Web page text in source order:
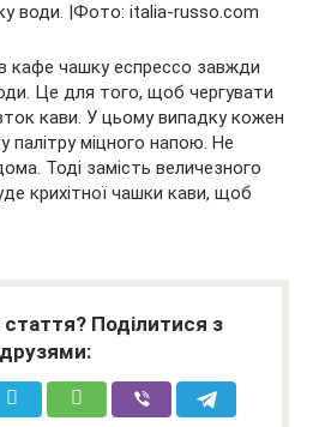
води. |Фото: italia-russo.com
кафе чашку еспрессо завжди
Це для того, щоб чергувати
кави. У цьому випадку кожен
палітру міцного напою. Не
Тоді замість величезного
крихітної чашки кави, щоб
Поділитися з
друзями: